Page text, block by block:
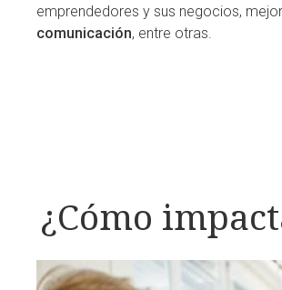
emprendedores y sus negocios,
comunicación, entre otras.
¿Cómo